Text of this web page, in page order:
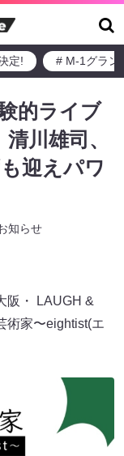
定! # M-1グラン
的ライブ
川雄司、
迎えパワ
知らせ
阪・ LAUGH &
術家〜eightist(エ